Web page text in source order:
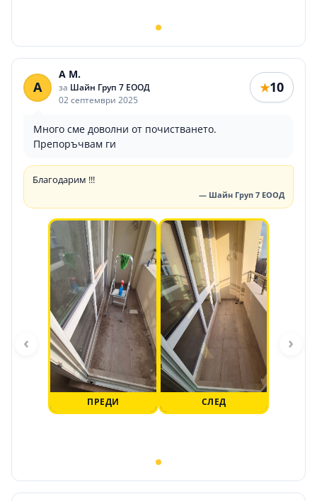
A
A M.
за Шайн Груп 7 ЕООД
02 септември 2025
★10
Много сме доволни от почистването.
Препоръчвам ги
Благодарим !!!
— Шайн Груп 7 ЕООД
ПРЕДИ СЛЕД
‹ ›